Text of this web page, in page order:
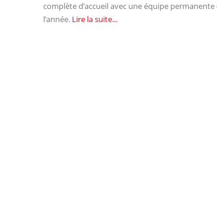
complète d’accueil avec une équipe
l’année. Lire la suite...